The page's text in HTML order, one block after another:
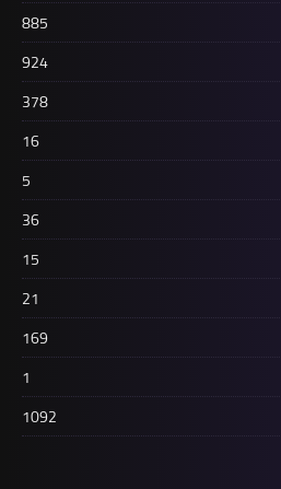
885
924
378
16
5
36
15
21
169
1
1092